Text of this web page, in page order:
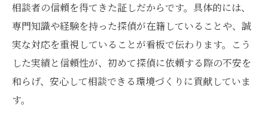
相談者の信頼を得てきた証しだからです。具体的には、
専門知識や経験を持った探偵が在籍していることや、誠
実な対応を重視していることが看板で伝わります。こう
した実績と信頼性が、初めて探偵に依頼する際の不安を
和らげ、安心して相談できる環境づくりに貢献していま
す。